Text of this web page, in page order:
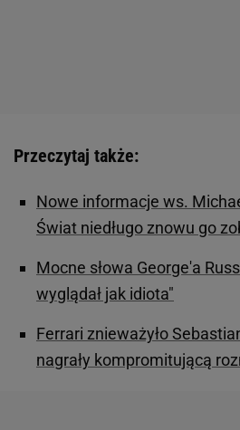
Przeczytaj także:
Nowe informacje ws.
Świat niedługo znowu go
Mocne słowa George'a
wyglądał jak idiota"
Ferrari znieważyło
nagrały kompromitującą